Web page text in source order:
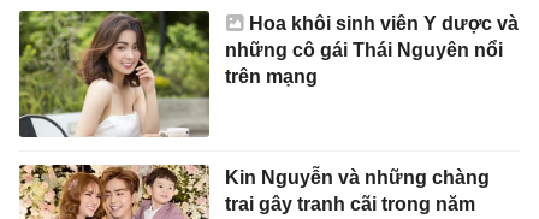
Hoa khôi sinh viên Y dược và
những cô gái Thái Nguyên nổi
trên mạng
Kin Nguyễn và những chàng
trai gây tranh cãi trong năm